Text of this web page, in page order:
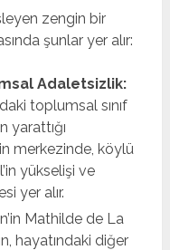
zengin bir
şunlar yer alır:
Adaletsizlik:
toplumsal sınıf
yarattığı
merkezinde, köylü
yükselişi ve
yer alır.
Mathilde de La
hayatındaki diğer